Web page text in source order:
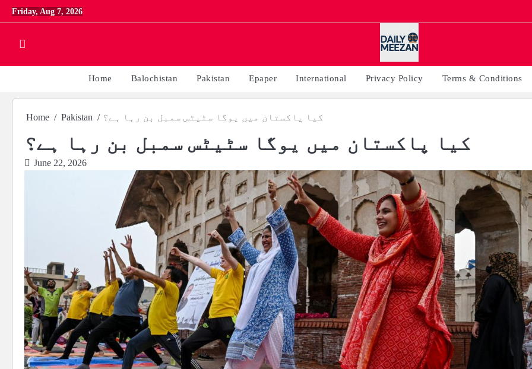
Skip
to
Friday, Aug 7, 2026
Home Balochistan Pakistan Epaper International Privacy Policy Terms & Conditions
Home Pakistan کیا پاکستان میں یوگا سٹیٹس سمبل بن رہا ہے؟
کیا پاکستان میں یوگا سٹیٹس سمبل بن رہا ہے؟
June 22, 2026